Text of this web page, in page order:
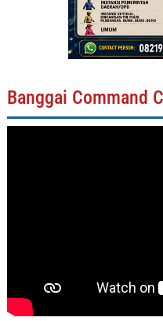
Banggai Command